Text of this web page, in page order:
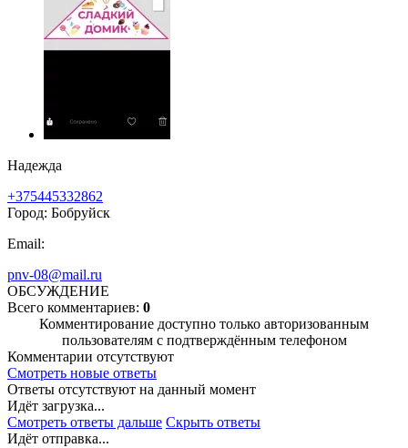
Надежда
+375445332862
Город: Бобруйск
Email:
pnv-08@mail.ru
ОБСУЖДЕНИЕ
Всего комментариев: 0
Комментирование доступно только авторизованным
пользователям с подтверждённым телефоном
Комментарии отсутствуют
Смотреть новые ответы
Ответы отсутствуют на данный момент
Идёт загрузка...
Смотреть ответы дальше Скрыть ответы
Идёт отправка...